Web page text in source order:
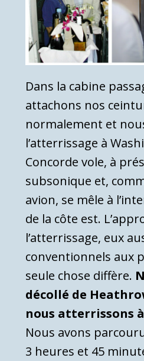
Dans la cabine
attachons nos
normalement et
l’atterrissage à
Concorde vole, à
subsonique et,
avion, se mêle à
de la côte est.
l’atterrissage, eux
conventionnels aux
seule chose diffère.
décollé de
nous atterrissons
Nous avons
3 heures et 45